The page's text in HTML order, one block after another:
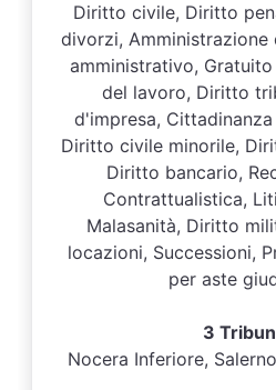
Diritto civile, Diritto
divorzi,
amministrativo,
del lavoro, Diritto
d'impresa,
Diritto civile minorile,
Diritto bancario,
Contrattualistica,
Malasanità, Diritto
locazioni, Successioni,
per aste
3
Nocera Inferiore,